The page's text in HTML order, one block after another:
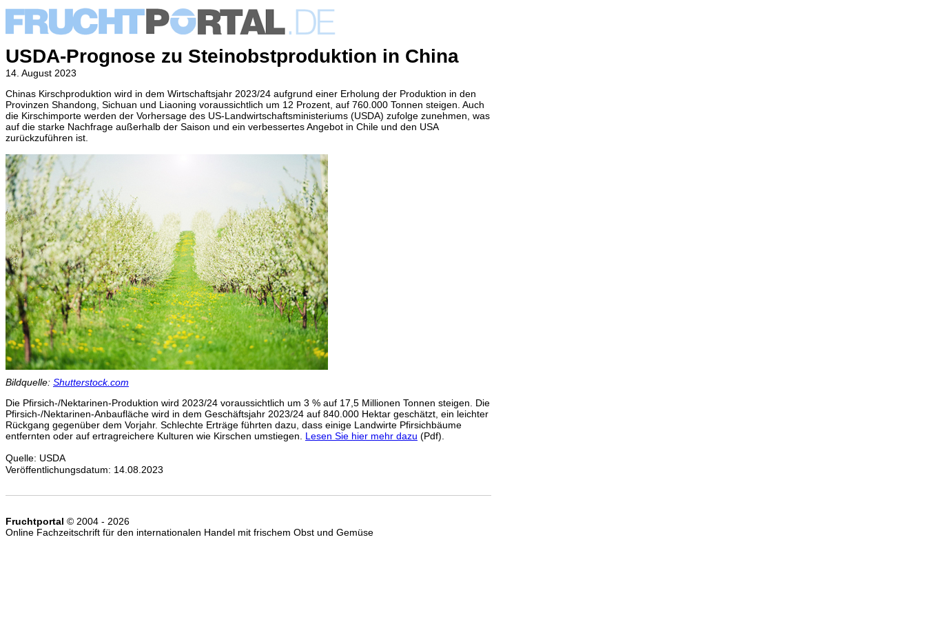
USDA-Prognose zu Steinobstproduktion in China
14. August 2023
Chinas Kirschproduktion wird in dem Wirtschaftsjahr 2023/24 aufgrund einer Erholung der Produktion in den
Provinzen Shandong, Sichuan und Liaoning voraussichtlich um 12 Prozent, auf 760.000 Tonnen steigen. Auch
die Kirschimporte werden der Vorhersage des US-Landwirtschaftsministeriums (USDA) zufolge zunehmen, was
auf die starke Nachfrage außerhalb der Saison und ein verbessertes Angebot in Chile und den USA
zurückzuführen ist.
Bildquelle: Shutterstock.com
Die Pfirsich-/Nektarinen-Produktion wird 2023/24 voraussichtlich um 3 % auf 17,5 Millionen Tonnen steigen. Die
Pfirsich-/Nektarinen-Anbaufläche wird in dem Geschäftsjahr 2023/24 auf 840.000 Hektar geschätzt, ein leichter
Rückgang gegenüber dem Vorjahr. Schlechte Erträge führten dazu, dass einige Landwirte Pfirsichbäume
entfernten oder auf ertragreichere Kulturen wie Kirschen umstiegen. Lesen Sie hier mehr dazu (Pdf).
Quelle: USDA
Veröffentlichungsdatum: 14.08.2023
Fruchtportal © 2004 - 2026
Online Fachzeitschrift für den internationalen Handel mit frischem Obst und Gemüse